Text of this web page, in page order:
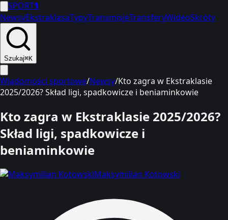
SPORT1
NewsyEkstraklasaTypyTransmisjeTransferyWideoSkróty
Szukaj⌘K
Wiadomości sportowe/Newsy/Kto zagra w Ekstraklasie
2025/2026? Skład ligi, spadkowicze i beniaminkowie
Kto zagra w Ekstraklasie 2025/2026?
Skład ligi, spadkowicze i
beniaminkowie
Maksymilian Kotowski